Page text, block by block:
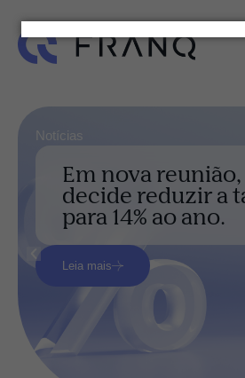
Notícias
Em nova
decide reduzir a
para 14% ao ano.
Leia mais